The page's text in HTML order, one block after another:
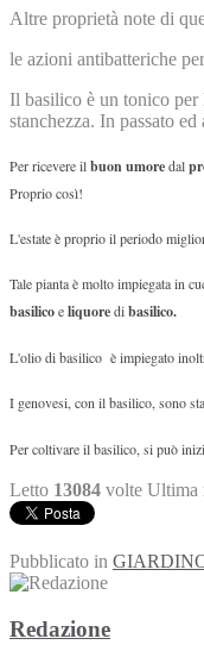
Altre proprietà note di
le azioni antibatteriche
Il basilico è un tonico per
stanchezza. In passato
Per ricevere ilbuon umoredal
Proprio così!
L'estate è proprio il periodo
Tale pianta è molto impiegata in
basilicoeliquoredibasilico.
L'olio di basilico è impiegato
I genovesi, con il basilico, sono
Per coltivare il basilico, si può
Letto 13084 volte Ultima
Pubblicato in
Redazione